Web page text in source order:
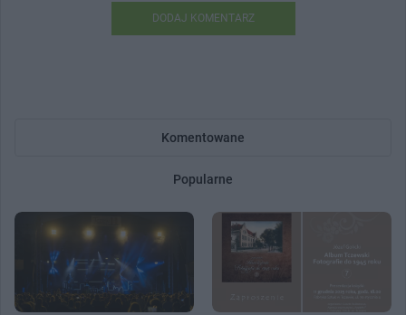
DODAJ KOMENTARZ
Komentowane
Popularne